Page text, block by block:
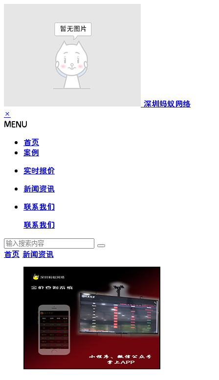
深圳蚂蚁网络
×
MENU
首页
案例
实时报价
新闻资讯
联系我们
联系我们
首页 新闻资讯